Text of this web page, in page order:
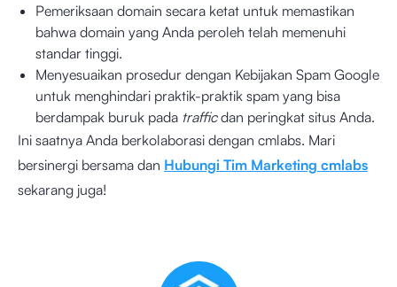
Pemeriksaan domain secara ketat untuk memastikan
bahwa domain yang Anda peroleh telah memenuhi
standar tinggi.
Menyesuaikan prosedur dengan Kebijakan Spam Google
untuk menghindari praktik-praktik spam yang bisa
berdampak buruk pada trafficdan peringkat situs Anda.
Ini saatnya Anda berkolaborasi dengan cmlabs. Mari
bersinergi bersama dan Hubungi Tim Marketing cmlabs
sekarang juga!